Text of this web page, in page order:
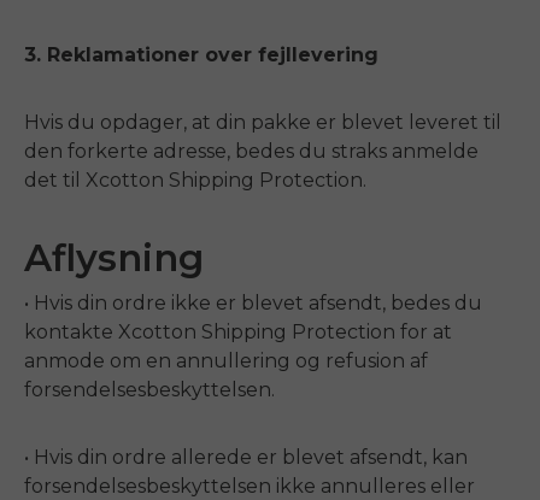
3. Reklamationer over fejllevering
Hvis du opdager, at din pakke er blevet leveret til
den forkerte adresse, bedes du straks anmelde
det til Xcotton Shipping Protection.
Aflysning
• Hvis din ordre ikke er blevet afsendt, bedes du
kontakte Xcotton Shipping Protection for at
anmode om en annullering og refusion af
forsendelsesbeskyttelsen.
• Hvis din ordre allerede er blevet afsendt, kan
forsendelsesbeskyttelsen ikke annulleres eller